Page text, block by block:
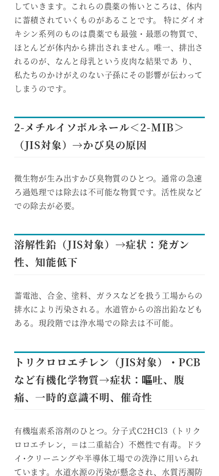
していきます。これらの農薬の怖いところは、体内
に蓄積されていくものがあることです。 特にダイオ
キシン系列のものは農薬でも最強・最悪の物質で、
ほとんどが体内から排出されません。唯一、排出さ
れるのが、なんと母乳という皮肉な結果であ り、
私たちのかけがえのない子孫にその影響が伝わって
しまうのです。
2-メチルイソボルネール＜2-MIB＞
（JIS対象）→かび臭の原因
微生物が生み出すかび臭物質のひとつ。通常の急速
ろ過処理では除去は不可能な物質です。活性炭など
での除去が必要。
溶解性鉛（JIS対象）→症状：発ガン
性、知能低下
蓄電池、合金、塗料、ガラスなどを扱う工場からの
排水により汚染される。水道管からの溶出鉛なども
ある。現段階では浄水場での除去は不可能。
トリクロロエチレン（JIS対象）・PCB
など有機化学物質→症状：嘔吐、腹
痛、一時的意識不明、催奇性
有機塩素系溶剤のひとつ。分子式C2HCl3（トリク
ロロエチレン，＝は二重結合）不燃性で有毒。ドラ
イ･クリーニングや半導体工場での洗浄に用いられ
ています。水道水源の汚染が懸念され、水質汚濁防